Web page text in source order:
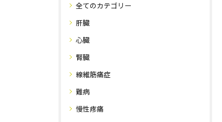
全てのカテゴリー
肝臓
心臓
腎臓
線維筋痛症
難病
慢性疼痛